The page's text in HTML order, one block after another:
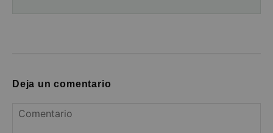
Deja un comentario